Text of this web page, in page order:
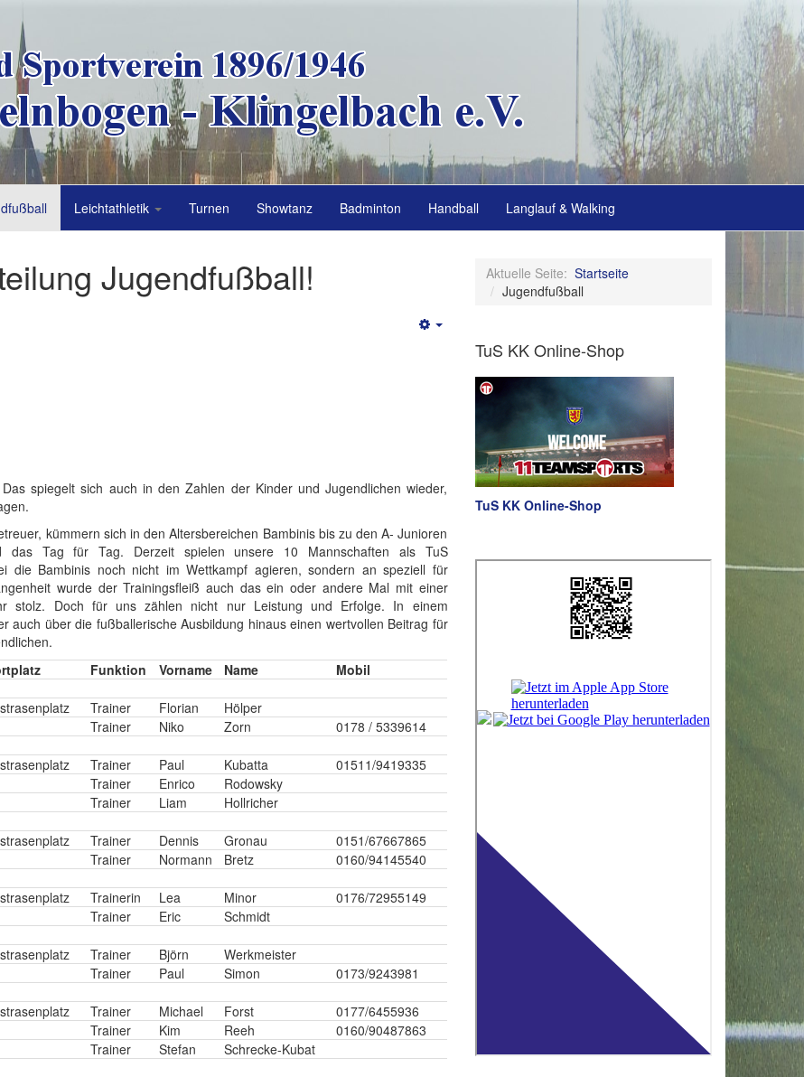
Leichtathletik Turnen Showtanz Badminton Handball Langlauf & Walking
Jugendfußball!
spiegelt sich auch in den Zahlen der Kinder und Jugendlichen wieder,
kümmern sich in den Altersbereichen Bambinis bis zu den A- Junioren
Tag für Tag. Derzeit spielen unsere 10 Mannschaften als TuS
die Bambinis noch nicht im Wettkampf agieren, sondern an speziell für
wurde der Trainingsfleiß auch das ein oder andere Mal mit einer
stolz. Doch für uns zählen nicht nur Leistung und Erfolge. In einem
auch über die fußballerische Ausbildung hinaus einen wertvollen Beitrag für
Funktion Vorname Name Mobil
Trainer Florian
Hölper
Trainer Niko Zorn 0178 / 5339614
Trainer Paul Kubatta
01511/9419335
Trainer Enrico
Rodowsky
Trainer
Liam Hollricher
Trainer Dennis Gronau
0151/67667865
Trainer Normann Bretz 0160/94145540
Trainerin Lea Minor
0176/72955149
Trainer Eric Schmidt
Trainer Björn
Werkmeister
Trainer Paul Simon 0173/9243981
Trainer Michael Forst
0177/6455936
Trainer Kim Reeh
0160/90487863
Trainer
Stefan Schrecke-Kubat
Aktuelle Seite: Startseite
Jugendfußball
TuS KK Online-Shop
TuS KK Online-Shop